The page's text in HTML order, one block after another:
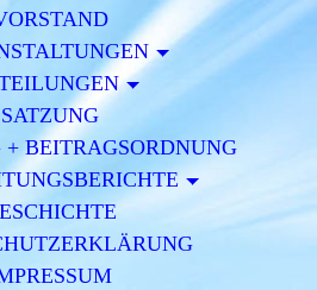
SATZUNG
BEITRAGSORDNUNG